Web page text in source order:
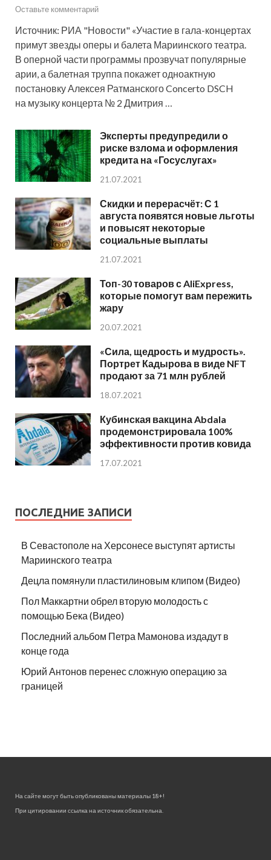
Оставьте комментарий
Источник: РИА "Новости" «Участие в гала-концертах
примут звезды оперы и балета Мариинского театра.
В оперной части программы прозвучат популярные
арии, а балетная труппа покажет одноактную
постановку Алексея Ратманского Concerto DSCH
на музыку концерта № 2 Дмитрия …
Эксперты предупредили о
риске взлома и оформления
кредита на «Госуслугах»
21.07.2021
Скидки и перерасчёт: С 1
августа появятся новые льготы
и повысят некоторые
социальные выплаты
21.07.2021
Топ-30 товаров с AliExpress,
которые помогут вам пережить
жару
20.07.2021
«Сила, щедрость и мудрость».
Портрет Кадырова в виде NFT
продают за 71 млн рублей
18.07.2021
Кубинская вакцина Abdala
продемонстрировала 100%
эффективности против ковида
17.07.2021
ПОСЛЕДНИЕ ЗАПИСИ
В Севастополе на Херсонесе выступят артисты
Мариинского театра
Децла помянули пластилиновым клипом (Видео)
Пол Маккартни обрел вторую молодость с
помощью Бека (Видео)
Последний альбом Петра Мамонова издадут в
конце года
Юрий Антонов перенес сложную операцию за
границей
На сайте могут быть опубликованы материалы 18+!
При цитировании ссылка на источник обязательна.